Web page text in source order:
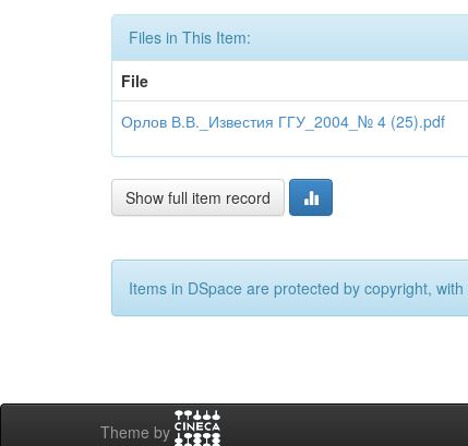
Files in This Item:
File
Орлов В.В._Известия ГГУ_2004_№ 4 (25).pdf
Show full item record
Items in DSpace are protected by copyright,
Theme by